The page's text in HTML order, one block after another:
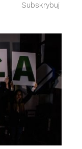
Subskrybuj